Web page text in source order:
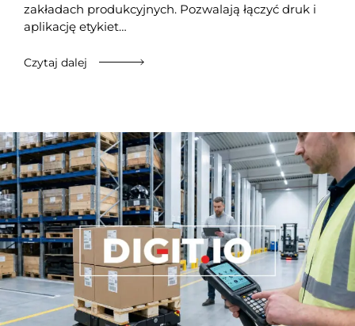
zakładach produkcyjnych. Pozwalają łączyć druk i
aplikację etykiet…
Czytaj dalej